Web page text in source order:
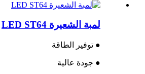
لمبة الشعيرة LED ST64
● توفير الطاقة
● جودة عالية